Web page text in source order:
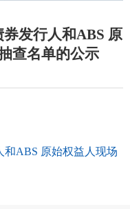
发行人和ABS 原
查名单的公示
和ABS 原始权益人现场